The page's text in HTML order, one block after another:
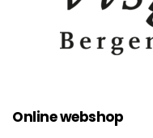
Onlinewebshop